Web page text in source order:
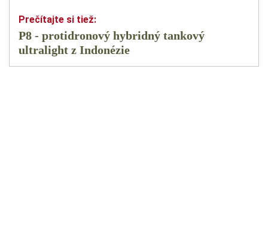
P8 - protidronový hybridný tankový
ultralight z Indonézie